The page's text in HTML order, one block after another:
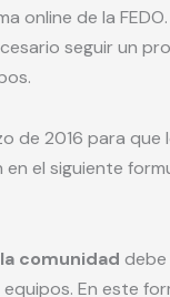
online de la
seguir un
de 2016 para
el siguiente
comunidad debe
En este